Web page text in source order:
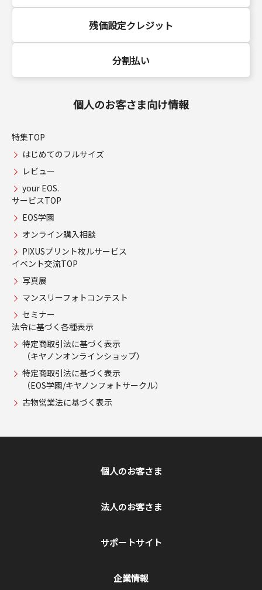
残価設定クレジット
分割払い
個人のお客さま向け情報
特集TOP
はじめてのフルサイズ
レビュー
your EOS.
サービスTOP
EOS学園
オンライン購入相談
PIXUSプリント枚ルサービス
イベント交流TOP
写真展
マンスリーフォトコンテスト
セミナー
法令に基づく各種表示
特定商取引法に基づく表示
（キヤノンオンラインショップ）
特定商取引法に基づく表示
（EOS学園/キヤノンフォトサークル）
古物営業法に基づく表示
個人のお客さま
法人のお客さま
サポートサイト
企業情報